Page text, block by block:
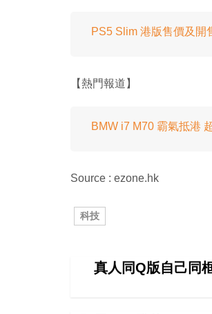
PS5 Slim 港版售價及開
【熱門報道】
BMW i7 M70 霸氣抵港
Source : ezone.hk
科技
真人同Q版自己同